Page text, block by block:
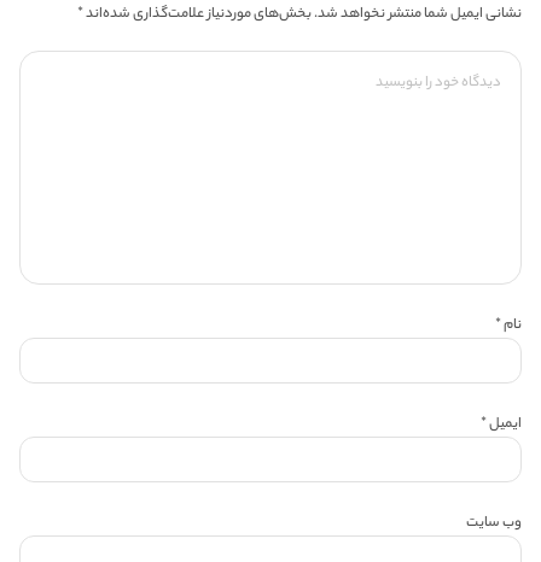
نشانی ایمیل شما منتشر نخواهد شد.بخش‌های موردنیاز علامت‌گذاری شده‌اند*
نام*
ایمیل*
وب‌ سایت